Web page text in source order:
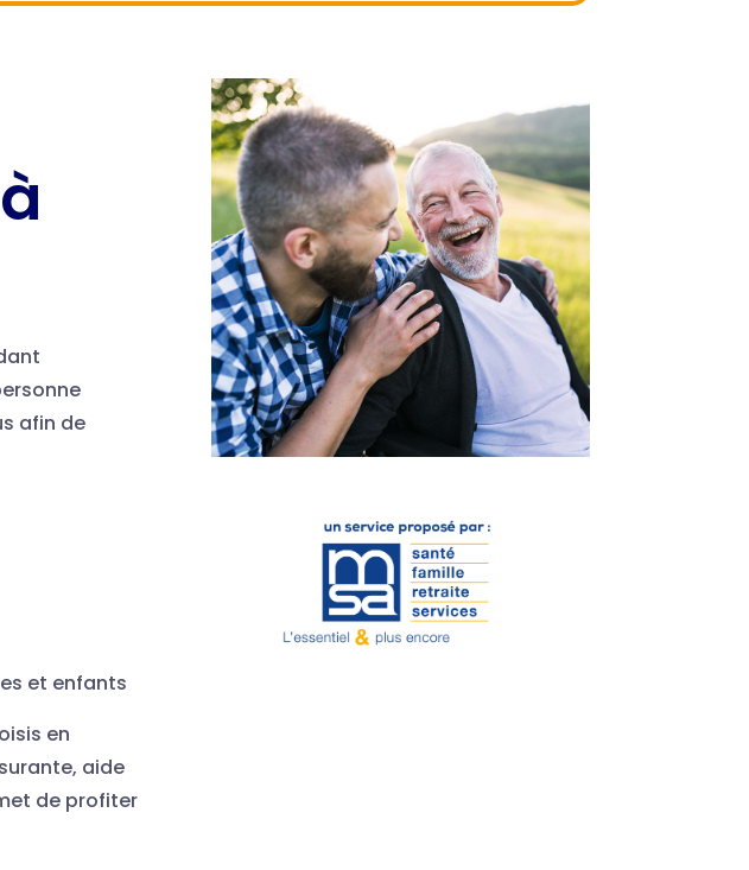
afin de
et enfants
en
aide
de profiter